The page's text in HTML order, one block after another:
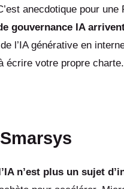
anecdotique pour
gouvernance IA
l’IA générative en
écrire votre propre
n’est plus un sujet